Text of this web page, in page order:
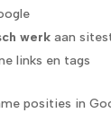
werkaan
links en tags
posities in